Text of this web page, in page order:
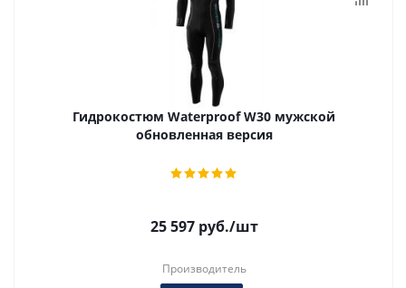
Гидрокостюм Waterproof W30 мужской
обновленная версия
25 597руб./шт
Производитель